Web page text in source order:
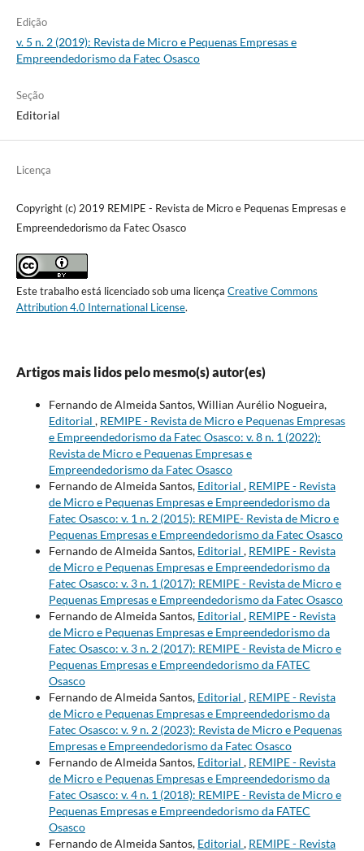
Edição
v. 5 n. 2 (2019): Revista de Micro e Pequenas Empresas e
Empreendedorismo da Fatec Osasco
Seção
Editorial
Licença
Copyright (c) 2019 REMIPE - Revista de Micro e Pequenas Empresas e
Empreendedorismo da Fatec Osasco
Este trabalho está licenciado sob uma licença Creative Commons
Attribution 4.0 International License.
Artigos mais lidos pelo mesmo(s) autor(es)
Fernando de Almeida Santos, Willian Aurélio Nogueira,
Editorial , REMIPE - Revista de Micro e Pequenas Empresas
e Empreendedorismo da Fatec Osasco: v. 8 n. 1 (2022):
Revista de Micro e Pequenas Empresas e
Empreendedorismo da Fatec Osasco
Fernando de Almeida Santos, Editorial , REMIPE - Revista
de Micro e Pequenas Empresas e Empreendedorismo da
Fatec Osasco: v. 1 n. 2 (2015): REMIPE- Revista de Micro e
Pequenas Empresas e Empreendedorismo da Fatec Osasco
Fernando de Almeida Santos, Editorial , REMIPE - Revista
de Micro e Pequenas Empresas e Empreendedorismo da
Fatec Osasco: v. 3 n. 1 (2017): REMIPE - Revista de Micro e
Pequenas Empresas e Empreendedorismo da Fatec Osasco
Fernando de Almeida Santos, Editorial , REMIPE - Revista
de Micro e Pequenas Empresas e Empreendedorismo da
Fatec Osasco: v. 3 n. 2 (2017): REMIPE - Revista de Micro e
Pequenas Empresas e Empreendedorismo da FATEC
Osasco
Fernando de Almeida Santos, Editorial , REMIPE - Revista
de Micro e Pequenas Empresas e Empreendedorismo da
Fatec Osasco: v. 9 n. 2 (2023): Revista de Micro e Pequenas
Empresas e Empreendedorismo da Fatec Osasco
Fernando de Almeida Santos, Editorial , REMIPE - Revista
de Micro e Pequenas Empresas e Empreendedorismo da
Fatec Osasco: v. 4 n. 1 (2018): REMIPE - Revista de Micro e
Pequenas Empresas e Empreendedorismo da FATEC
Osasco
Fernando de Almeida Santos, Editorial , REMIPE - Revista